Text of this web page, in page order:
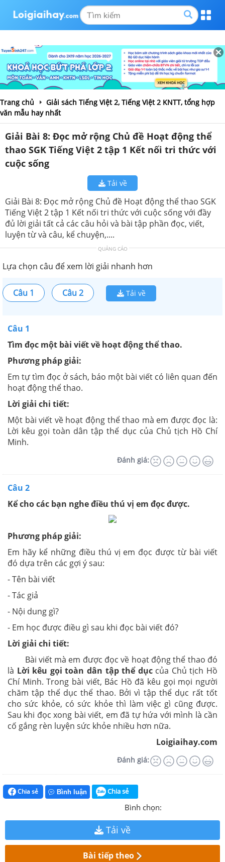
Trang chủ
Giải sách Tiếng Việt 2, Tiếng Việt 2 KNTT, tổng hợp
văn mẫu hay nhất
Giải Bài 8: Đọc mở rộng Chủ đề Hoạt động thể
thao SGK Tiếng Việt 2 tập 1 Kết nối tri thức với
cuộc sống
Tải về
Giải Bài 8: Đọc mở rộng Chủ đề Hoạt động thể thao SGK
Tiếng Việt 2 tập 1 Kết nối tri thức với cuộc sống với đầy
đủ lời giải tất cả các câu hỏi và bài tập phần đọc, viết,
luyện từ và câu, kể chuyện,....
QUẢNG CÁO
Lựa chọn câu để xem lời giải nhanh hơn
Câu 1 Câu 2 Tải về
Câu 1
Tìm đọc một bài viết về hoạt động thể thao.
Phương pháp giải:
Em tự tìm đọc ở sách, báo một bài viết có liên quan đến
hoạt động thể thao.
Lời giải chi tiết:
Một bài viết về hoạt động thể thao mà em được đọc là:
Lời kêu gọi toàn dân tập thể dục của Chủ tịch Hồ Chí
Minh.
Đánh giá:
Câu 2
Kể cho các bạn nghe điều thú vị em đọc được.
Phương pháp giải:
Em hãy kể những điều thú vị em đọc được từ bài viết
đó dựa trên các gợi ý sau:
- Tên bài viết
- Tác giả
- Nội dung gì?
- Em học được điều gì sau khi đọc bài viết đó?
Lời giải chi tiết:
Bài viết mà em được đọc về hoạt động thể thao đó
là Lời kêu gọi toàn dân tập thể dục của Chủ tịch Hồ
Chí Minh. Trong bài viết, Bác Hồ đã kêu gọi mọi người
chăm tập thể dục thể thao. Bởi vì tập thể dục rất tốt
cho sức khỏe, có sức khỏe thì làm việc gì cũng được.
Sau khi đọc xong bài viết, em đã tự hứa với mình là cần
cố gắng rèn luyện sức khỏe nhiều hơn nữa.
Loigiaihay.com
Đánh giá:
Chia sẻ Bình luận Chia sẻ
Bình chọn:
Tải về
Bài tiếp theo